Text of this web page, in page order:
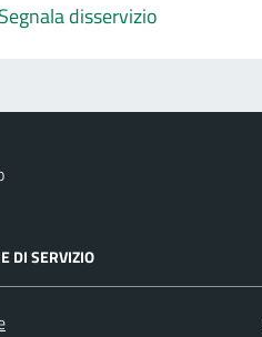
Segnala disservizio
DI SERVIZIO